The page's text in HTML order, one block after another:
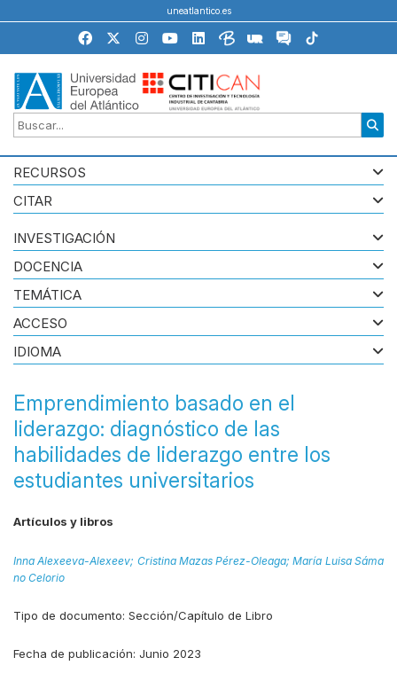
uneatlantico.es
RECURSOS
CITAR
Emprendimiento basado en el
liderazgo: diagnóstico de las
habilidades de liderazgo entre los
estudiantes universitarios
Artículos y libros
Inna Alexeeva-Alexeev; Cristina Mazas Pérez-Oleaga;María Luisa Sáma
no Celorio
Tipo de documento: Sección/Capítulo de Libro
Fecha de publicación: Junio 2023
INVESTIGACIÓN
DOCENCIA
TEMÁTICA
ACCESO
IDIOMA